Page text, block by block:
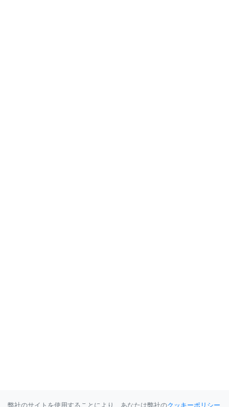
弊社のサイトを使用することにより、あなたは弊社のクッキーポリシー